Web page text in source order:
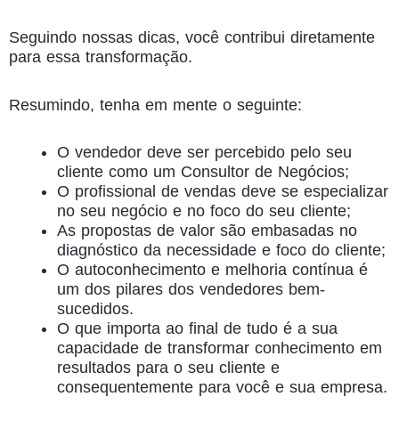
Seguindo nossas dicas, você contribui diretamente
para essa transformação.
Resumindo, tenha em mente o seguinte:
O vendedor deve ser percebido pelo seu
cliente como um Consultor de Negócios;
O profissional de vendas deve se especializar
no seu negócio e no foco do seu cliente;
As propostas de valor são embasadas no
diagnóstico da necessidade e foco do cliente;
O autoconhecimento e melhoria contínua é
um dos pilares dos vendedores bem-
sucedidos.
O que importa ao final de tudo é a sua
capacidade de transformar conhecimento em
resultados para o seu cliente e
consequentemente para você e sua empresa.